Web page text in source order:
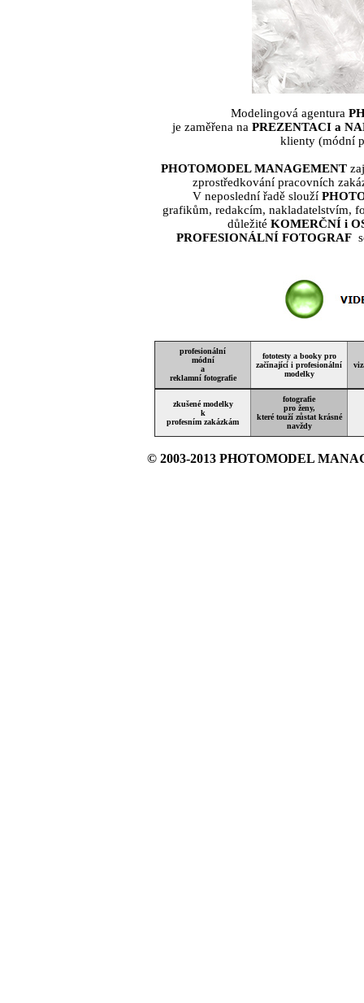
Modelingová agentura
je zaměřena na PREZENTACI a
klienty (módní
PHOTOMODEL MANAGEMENT
zprostředkování pracovních
V neposlední řadě slouží
grafikům, redakcím, nakladatelstvím,
důležité KOMERČNÍ i
PROFESIONÁLNÍ FOTOGRAF
profesionální
módní
a
reklamní fotografie
fototesty a booky pro
začínající i profesionální
modelky
zkušené modelky
k
profesním zakázkám
fotografie
pro ženy,
které touží zůstat krásné
navždy
© 2003-2013 PHOTOMODEL